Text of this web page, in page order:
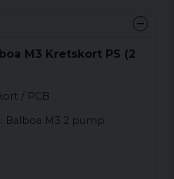
M3 Kretskort PS (2
/ PCB
Balboa M3 2 pump